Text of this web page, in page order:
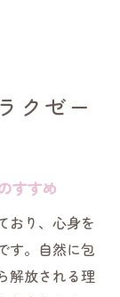
クゼー
すすめ
おり、心身を
す。自然に包
解放される理